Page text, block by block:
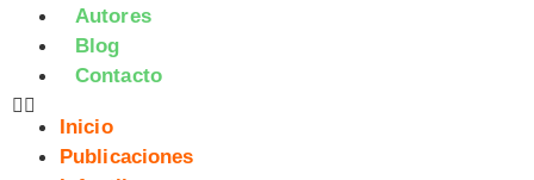
Autores
Blog
Contacto
Inicio
Publicaciones